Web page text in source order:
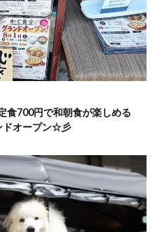
食700円で和朝食が楽しめる
ドオープン☆彡